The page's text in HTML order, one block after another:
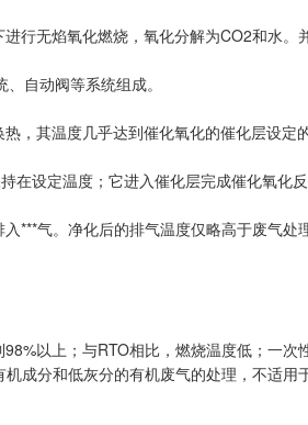
无焰氧化燃烧，氧化分解为CO2和水。
自动阀等系统组成。
，其温度几乎达到催化氧化的催化层设定
设定温度；它进入催化层完成催化氧化
***气。净化后的排气温度仅略高于废气
以上；与RTO相比，燃烧温度低；一
成分和低灰分的有机废气的处理，不适用